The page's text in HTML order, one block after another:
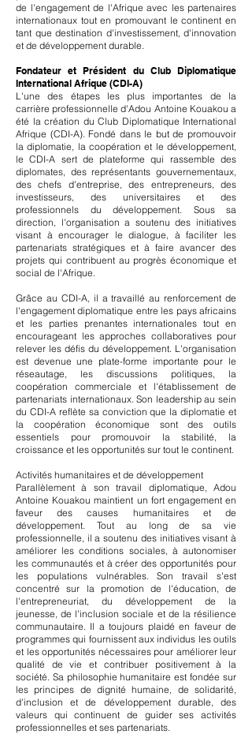
de l'engagement de l'Afrique avec les partenaires
internationaux tout en promouvant le continent en
tant que destination d'investissement, d'innovation
et de développement durable.
Fondateur et Président du Club Diplomatique
International Afrique (CDI-A)
L'une des étapes les plus importantes de la
carrière professionnelle d'Adou Antoine Kouakou a
été la création du Club Diplomatique International
Afrique (CDI-A). Fondé dans le but de promouvoir
la diplomatie, la coopération et le développement,
le CDI-A sert de plateforme qui rassemble des
diplomates, des représentants gouvernementaux,
des chefs d'entreprise, des entrepreneurs, des
investisseurs, des universitaires et des
professionnels du développement. Sous sa
direction, l'organisation a soutenu des initiatives
visant à encourager le dialogue, à faciliter les
partenariats stratégiques et à faire avancer des
projets qui contribuent au progrès économique et
social de l'Afrique.
Grâce au CDI-A, il a travaillé au renforcement de
l'engagement diplomatique entre les pays africains
et les parties prenantes internationales tout en
encourageant les approches collaboratives pour
relever les défis du développement. L'organisation
est devenue une plate-forme importante pour le
réseautage, les discussions politiques, la
coopération commerciale et l'établissement de
partenariats internationaux. Son leadership au sein
du CDI-A reflète sa conviction que la diplomatie et
la coopération économique sont des outils
essentiels pour promouvoir la stabilité, la
croissance et les opportunités sur tout le continent.
Activités humanitaires et de développement
Parallèlement à son travail diplomatique, Adou
Antoine Kouakou maintient un fort engagement en
faveur des causes humanitaires et de
développement. Tout au long de sa vie
professionnelle, il a soutenu des initiatives visant à
améliorer les conditions sociales, à autonomiser
les communautés et à créer des opportunités pour
les populations vulnérables. Son travail s'est
concentré sur la promotion de l'éducation, de
l'entrepreneuriat, du développement de la
jeunesse, de l'inclusion sociale et de la résilience
communautaire. Il a toujours plaidé en faveur de
programmes qui fournissent aux individus les outils
et les opportunités nécessaires pour améliorer leur
qualité de vie et contribuer positivement à la
société. Sa philosophie humanitaire est fondée sur
les principes de dignité humaine, de solidarité,
d'inclusion et de développement durable, des
valeurs qui continuent de guider ses activités
professionnelles et ses partenariats.